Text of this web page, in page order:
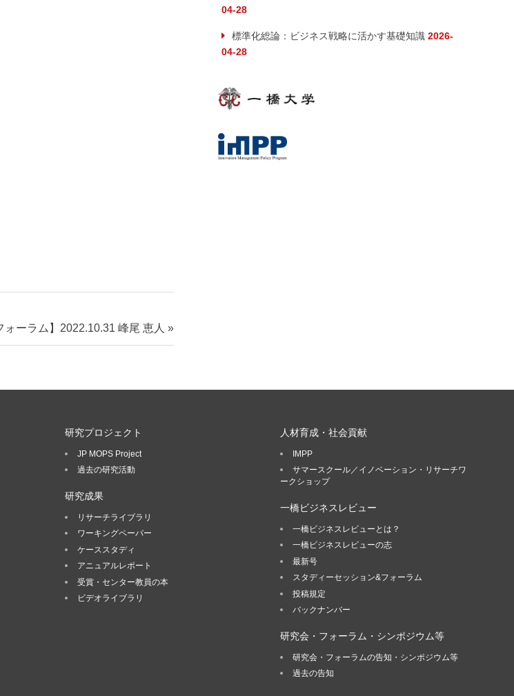
ォーラム】2022.10.31 峰尾 恵人
04-28
標準化総論：ビジネス戦略に活かす基礎知識 2026-
04-28
研究プロジェクト
JP MOPS Project
過去の研究活動
研究成果
リサーチライブラリ
ワーキングペーパー
ケーススタディ
アニュアルレポート
受賞・センター教員の本
ビデオライブラリ
人材育成・社会貢献
IMPP
サマースクール／イノベーション・リサーチワ
ークショップ
一橋ビジネスレビュー
一橋ビジネスレビューとは？
一橋ビジネスレビューの志
最新号
スタディーセッション&フォーラム
投稿規定
バックナンバー
研究会・フォーラム・シンポジウム等
研究会・フォーラムの告知・シンポジウム等
過去の告知